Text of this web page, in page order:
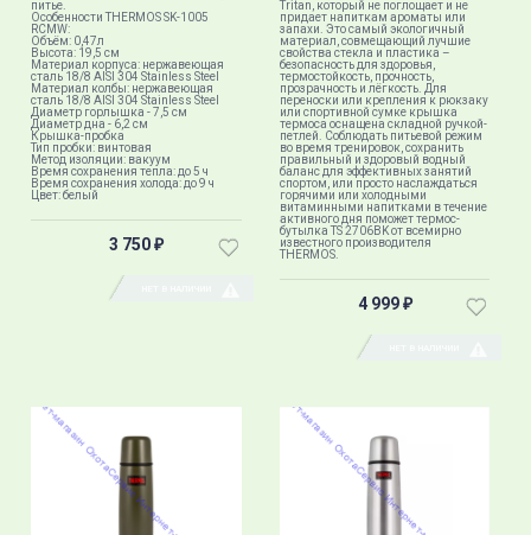
питье.
Особенности THERMOS SK-1005
RCMW:
Объём: 0,47л
Высота: 19,5 см
Материал корпуса: нержавеющая
сталь 18/8 AISI 304 Stainless Steel
Материал колбы: нержавеющая
сталь 18/8 AISI 304 Stainless Steel
Диаметр горлышка - 7,5 см
Диаметр дна - 6,2 см
Крышка-пробка
Тип пробки: винтовая
Метод изоляции: вакуум
Время сохранения тепла: до 5 ч
Время сохранения холода: до 9 ч
Цвет: белый
3 750 ₽
Tritan, который не поглощает и не
придает напиткам ароматы или
запахи. Это самый экологичный
материал, совмещающий лучшие
свойства стекла и пластика –
безопасность для здоровья,
термостойкость, прочность,
прозрачность и лёгкость. Для
переноски или крепления к рюкзаку
или спортивной сумке крышка
термоса оснащена складной ручкой-
петлей. Соблюдать питьевой режим
во время тренировок, сохранить
правильный и здоровый водный
баланс для эффективных занятий
спортом, или просто наслаждаться
горячими или холодными
витаминными напитками в течение
активного дня поможет термос-
бутылка TS 2706BK от всемирно
известного производителя
THERMOS.
4 999 ₽